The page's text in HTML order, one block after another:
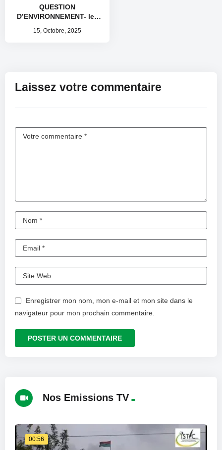
QUESTION
D’ENVIRONNEMENT- les
conservation des eaux et
15, Octobre, 2025
Laissez votre commentaire
Enregistrer mon nom, mon e-mail et mon site dans le
navigateur pour mon prochain commentaire.
Nos Emissions TV
00:56